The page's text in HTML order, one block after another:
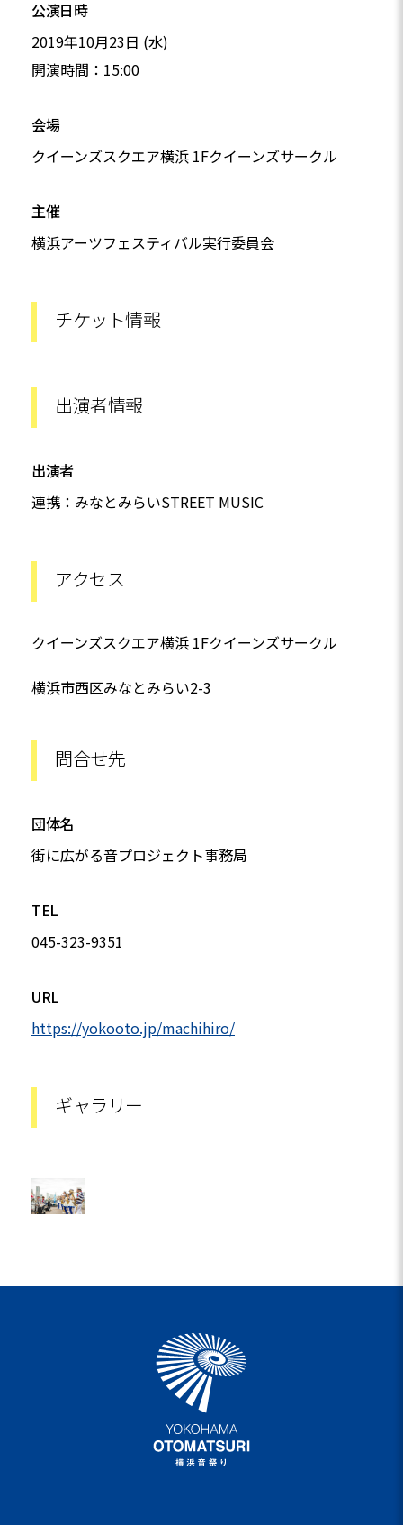
公演日時
2019年10月23日 (水)
開演時間：15:00
会場
クイーンズスクエア横浜 1Fクイーンズサークル
主催
横浜アーツフェスティバル実行委員会
チケット情報
出演者情報
出演者
連携：みなとみらいSTREET MUSIC
アクセス
クイーンズスクエア横浜 1Fクイーンズサークル
横浜市西区みなとみらい2-3
問合せ先
団体名
街に広がる音プロジェクト事務局
TEL
045-323-9351
URL
https://yokooto.jp/machihiro/
ギャラリー